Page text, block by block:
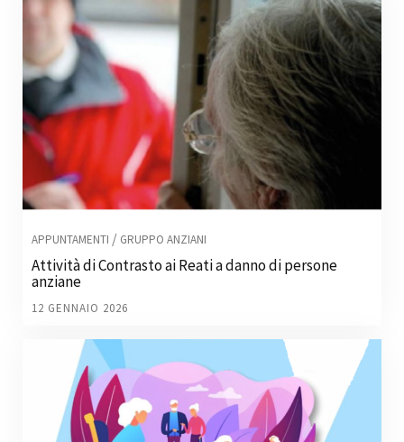
APPUNTAMENTI / GRUPPO ANZIANI
Attività di Contrasto ai Reati a danno di persone
anziane
12 GENNAIO 2026